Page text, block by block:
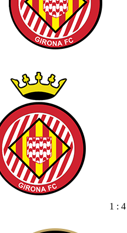
1 : 4